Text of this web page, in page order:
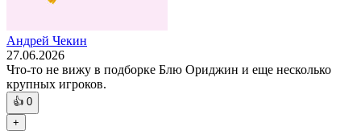
Андрей Чекин
27.06.2026
Что-то не вижу в подборке Блю Ориджин и еще несколько
крупных игроков.
👍 0
+